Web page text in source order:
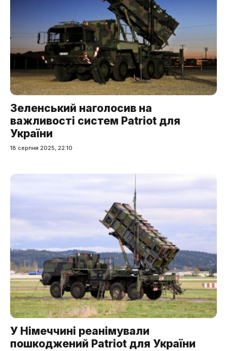
Зеленський наголосив на
важливості систем Patriot для
України
18 серпня 2025, 22:10
У Німеччині реанімували
пошкоджений Patriot для України